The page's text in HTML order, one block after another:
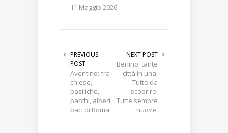
11 Maggio 2026
PREVIOUS
POST
Aventino: fra
chiese,
basiliche,
parchi, alberi,
baci di Roma.
NEXT POST
Berlino: tante
città in una.
Tutte da
scoprire.
Tutte sempre
nuove.